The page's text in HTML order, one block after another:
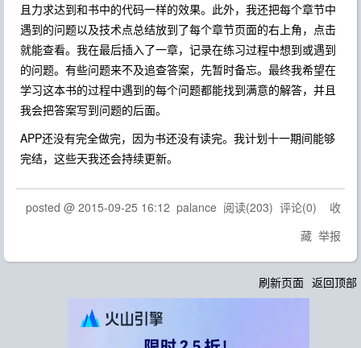
且力求达到和书中的代码一样的效果。此外，我还把每个章节中
遇到的问题以及技术点总结放到了每个章节页面的右上角，点击
就能查看。我在最后插入了一章，记录在练习过程中想到或遇到
的问题。有些问题来不及追查答案，先暂时备忘。最终我希望在
学习这本书的过程中遇到的每个问题都能找到满意的解答，并且
我会把答案写到问题的后面。
APP还没有完全做完，因为书还没有读完。我计划十一期间能够
完结，这些天我还会持续更新。
posted @ 2015-09-25 16:12 palance 阅读(203) 评论(0) 收
藏 举报
刷新页面 返回顶部